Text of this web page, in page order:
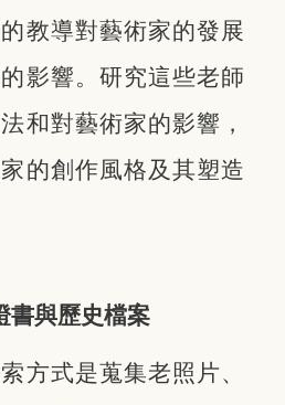
教導對藝術家的發展
影響。研究這些老師
和對藝術家的影響，
的創作風格及其塑造
書與歷史檔案
方式是蒐集老照片、